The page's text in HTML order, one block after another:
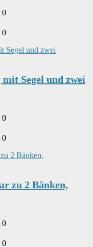
0
0
Segel und zwei
0
0
zu 2 Bänken,
0
0